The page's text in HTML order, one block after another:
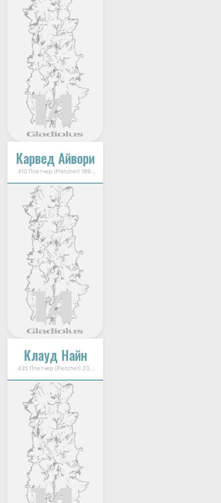
Карвед Айвори
410 Плетчер (Pletcher) 1995г.
Клауд Найн